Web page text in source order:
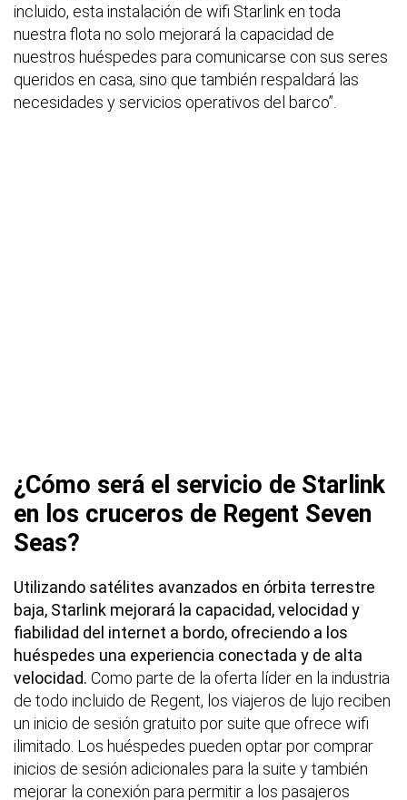
incluido, esta instalación de wifi Starlink en toda
nuestra flota no solo mejorará la capacidad de
nuestros huéspedes para comunicarse con sus seres
queridos en casa, sino que también respaldará las
necesidades y servicios operativos del barco”.
¿Cómo será el servicio de Starlink
en los cruceros de Regent Seven
Seas?
Utilizando satélites avanzados en órbita terrestre
baja, Starlink mejorará la capacidad, velocidad y
fiabilidad del internet a bordo, ofreciendo a los
huéspedes una experiencia conectada y de alta
velocidad. Como parte de la oferta líder en la industria
de todo incluido de Regent, los viajeros de lujo reciben
un inicio de sesión gratuito por suite que ofrece wifi
ilimitado. Los huéspedes pueden optar por comprar
inicios de sesión adicionales para la suite y también
mejorar la conexión para permitir a los pasajeros